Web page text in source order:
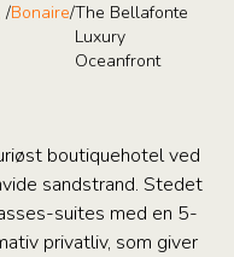
/Bonaire/The Bellafonte
Luxury
Oceanfront
boutiquehotel ved
sandstrand. Stedet
suites med en 5-
privatliv, som giver